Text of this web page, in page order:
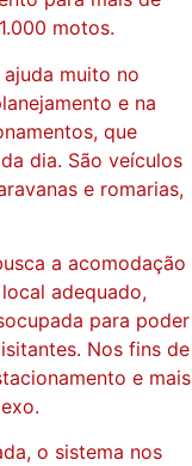
motos.
muito no
e na
que
dia. São veículos
e romarias,
a acomodação
adequado,
para poder
Nos fins de
e mais
o sistema nos